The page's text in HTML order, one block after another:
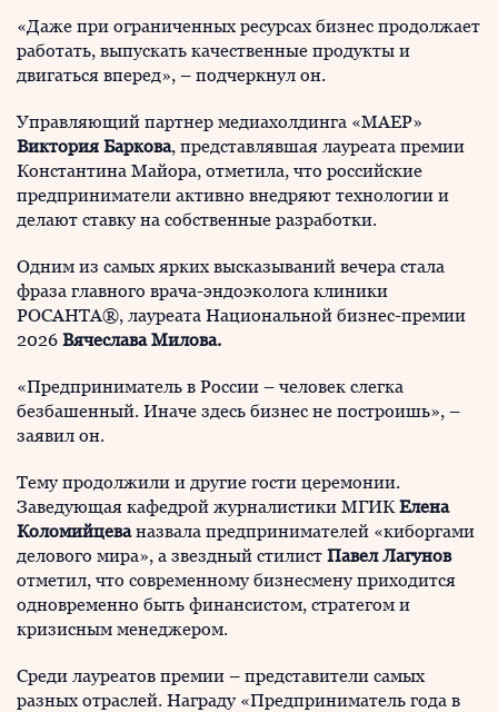
«Даже при ограниченных ресурсах бизнес продолжает
работать, выпускать качественные продукты и
двигаться вперед», – подчеркнул он.
Управляющий партнер медиахолдинга «МАЕР»
Виктория Баркова, представлявшая лауреата премии
Константина Майора, отметила, что российские
предприниматели активно внедряют технологии и
делают ставку на собственные разработки.
Одним из самых ярких высказываний вечера стала
фраза главного врача-эндоэколога клиники
РОСАНТА®, лауреата Национальной бизнес-премии
2026 Вячеслава Милова.
«Предприниматель в России – человек слегка
безбашенный. Иначе здесь бизнес не построишь», –
заявил он.
Тему продолжили и другие гости церемонии.
Заведующая кафедрой журналистики МГИКЕлена
Коломийцеваназвала предпринимателей «киборгами
делового мира», а звездный стилист Павел Лагунов
отметил, что современному бизнесмену приходится
одновременно быть финансистом, стратегом и
кризисным менеджером.
Среди лауреатов премии – представители самых
разных отраслей. Награду «Предприниматель года в